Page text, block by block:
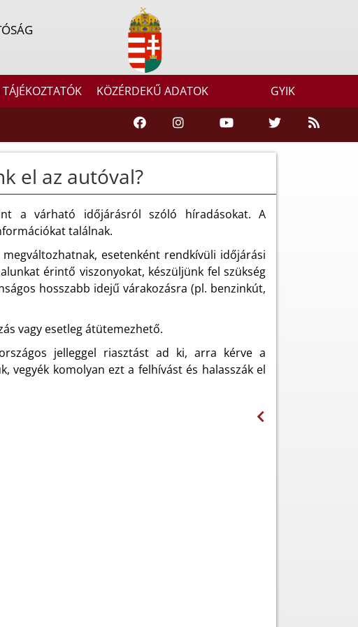
KÖZÉRDEKŰ ADATOK GYIK
el az autóval?
a várható időjárásról szóló híradásokat. A
találnak.
esetenként rendkívüli időjárási
érintő viszonyokat, készüljünk fel szükség
hosszabb idejű várakozásra (pl. benzinkút,
vagy esetleg átütemezhető.
jelleggel riasztást ad ki, arra kérve a
vegyék komolyan ezt a felhívást és halasszák el